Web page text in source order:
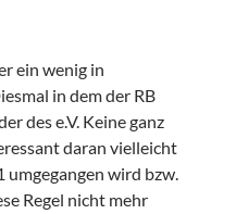
ein wenig in
in dem der RB
des e.V. Keine ganz
daran vielleicht
wird bzw.
Regel nicht mehr